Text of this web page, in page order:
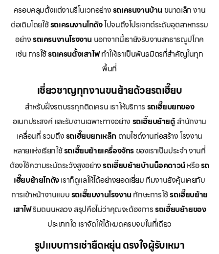
ครอบคลุมตั้งแต่งานรีโนเวทอย่างรถเครนงานบ้าน ขนาดเล็ก งาน
ต่อเติมโดยใช้รถเครนงานโกดังไปจนถึงโปรเจกต์ระดับอุตสาหกรรม
อย่างรถเครนงานโรงงาน นอกจากนี้เรายังรับงานสาธารณูปโภค
เช่น การใช้รถเครนตั้งเสาไฟทำให้เราเป็นพันธมิตรที่สำคัญในทุก
พื้นที่
เชี่ยวชาญทุกงานขนย้ายด้วยรถเฮี๊ยบ
สำหรับฝั่งรถบรรทุกติดเครน เราให้บริการ รถเฮี๊ยบยกของ
อเนกประสงค์ และรับงานเฉพาะทางอย่าง รถเฮี๊ยบย้ายตู้ สำนักงาน
เคลื่อนที่ รวมถึงรถเฮี๊ยบยกเหล็ก ตามไซด์งานก่อสร้าง โรงงาน
หลายแห่งเรียกใช้รถเฮี๊ยบย้ายเครื่องจักร ของเราเป็นประจำ งานที่
ต้องใช้ความระมัดระวังสูงอย่างรถเฮี๊ยบย้ายบ้านน็อคดาวน์หรือรถ
เฮี๊ยบย้ายโกดังเราก็ดูแลให้ได้อย่างยอดเยี่ยม ทีมงานยังคุ้นเคยกับ
การเข้าหน้างานแบบรถเฮี๊ยบงานโรงงาน ทักษะการใช้รถเฮี๊ยบย้าย
เสาไฟริมถนนหลวง สรุปคือไม่ว่าคุณจะต้องการรถเฮี๊ยบย้ายของ
ประเภทใด เราจัดให้ได้หมดครบจบในที่เดียว
รูปแบบการเช่ายืดหยุ่น ตรงใจผู้รับเหมา